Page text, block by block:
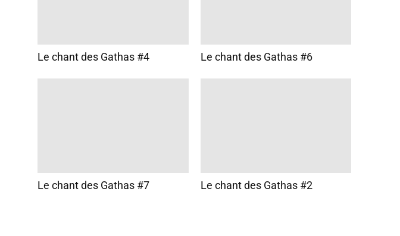
Le chant des Gathas #4 Le chant des Gathas #6
Le chant des Gathas #7 Le chant des Gathas #2